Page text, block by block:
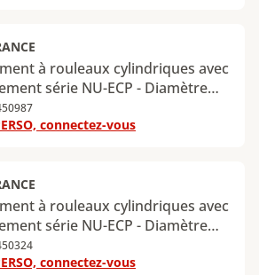
: 232 kN
à rouleaux cylindriques avec
série NU-ECP - Diamètre
: 100 mm - Diamètre extérieur
- Largeur : 34 mm - Charge
connectez-vous
à rouleaux cylindriques avec
série NU-ECP - Diamètre
: 100 mm - Diamètre extérieur
- Largeur : 46 mm - Charge
connectez-vous